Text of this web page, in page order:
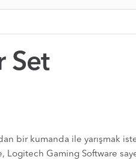
Set
bir kumanda ile yarışmak
Logitech Gaming Software